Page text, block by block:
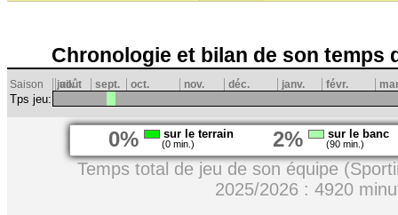
Chronologie et bilan de son temps
Saison juil.
août sept. oct. nov. déc. janv. févr.
Tps jeu:
0% sur le terrain
(0 min.) 2% sur le banc
(90 min.)
Temps total de jeu de son équipe
2025/2026 : 4920